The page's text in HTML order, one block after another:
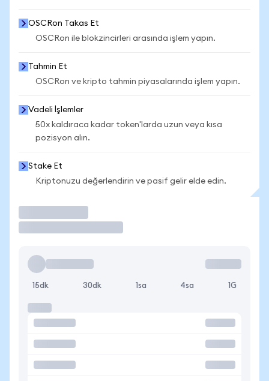
OSCRon Takas Et
OSCRon ile blokzincirleri arasında işlem yapın.
Tahmin Et
OSCRon ve kripto tahmin piyasalarında işlem yapın.
Vadeli İşlemler
50x kaldıraca kadar token'larda uzun veya kısa
pozisyon alın.
Stake Et
Kriptonuzu değerlendirin ve pasif gelir elde edin.
15dk 30dk 1sa 4sa 1G